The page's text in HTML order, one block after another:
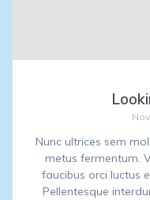
Nunc ultrices sem
metus fermentum.
faucibus orci luctus
Pellentesque